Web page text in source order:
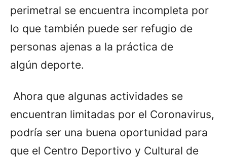
perimetral se encuentra incompleta por
lo que también puede ser refugio de
personas ajenas a la práctica de
algún deporte.
Ahora que algunas actividades se
encuentran limitadas por el Coronavirus,
podría ser una buena oportunidad para
que el Centro Deportivo y Cultural de